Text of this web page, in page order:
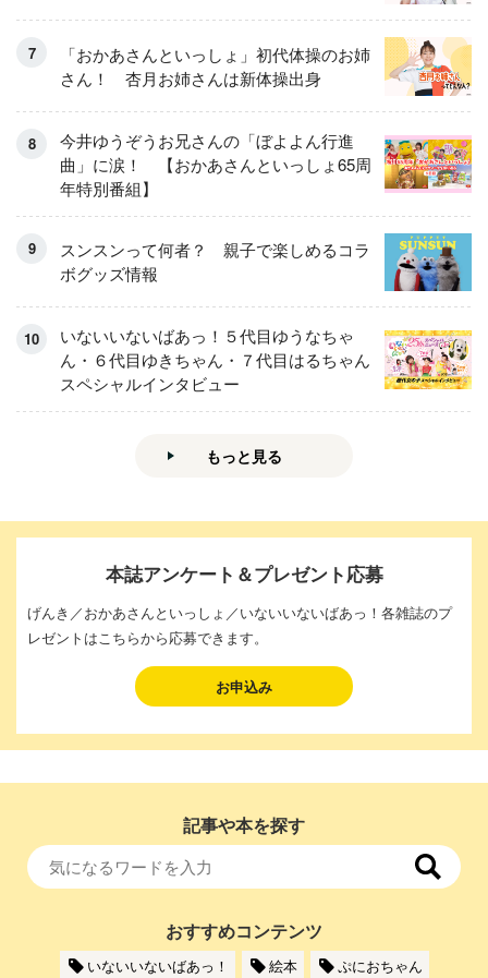
「おかあさんといっしょ」初代体操のお姉
さん！ 杏月お姉さんは新体操出身
今井ゆうぞうお兄さんの「ぼよよん行進
曲」に涙！ 【おかあさんといっしょ65周
年特別番組】
スンスンって何者？ 親子で楽しめるコラ
ボグッズ情報
いないいないばあっ！５代目ゆうなちゃ
ん・６代目ゆきちゃん・７代目はるちゃん
スペシャルインタビュー
もっと見る
本誌アンケート＆プレゼント応募
げんき／おかあさんといっしょ／いないいないばあっ！各雑誌のプ
レゼントはこちらから応募できます。
お申込み
記事や本を探す
おすすめコンテンツ
いないいないばあっ！ 絵本 ぷにおちゃん